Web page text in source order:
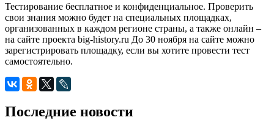
Тестирование бесплатное и конфиденциальное. Проверить
свои знания можно будет на специальных площадках,
организованных в каждом регионе страны, а также онлайн –
на сайте проекта big-history.ru До 30 ноября на сайте можно
зарегистрировать площадку, если вы хотите провести тест
самостоятельно.
Последние новости